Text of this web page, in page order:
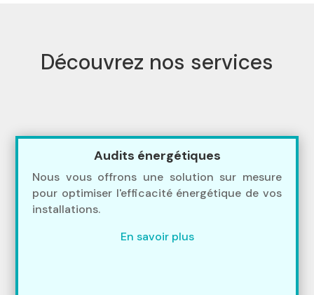
Découvrez nos services
Audits énergétiques
Nous vous offrons une solution sur mesure
pour optimiser l'efficacité énergétique de vos
installations.
En savoir plus